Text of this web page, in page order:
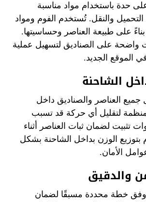
حدة باستخدام مواد مناسبة
التحميل والنقل. تُستخدم الفوم ومواد
بناءً على طبيعة العناصر وحساسيتها.
واضحة على الصناديق لتسهيل عملية
في الموقع الجديد.
العناصر والصناديق داخل
منظمة لتقليل أي حركة قد تسبب
تثبيت لضمان ثبات العناصر أثناء
بتوزيع الوزن بداخل الشاحنة بشكل
الأمان.
وفق خطة محددة مسبقًا لضمان